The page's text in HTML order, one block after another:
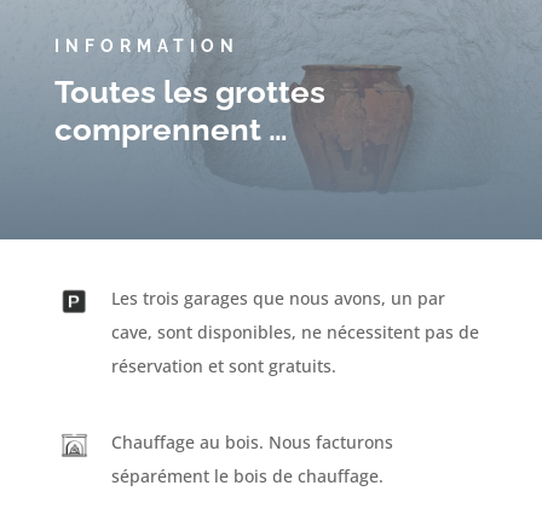
INFORMATION
Toutes les grottes
comprennent …
Les trois garages que nous avons, un par
cave, sont disponibles, ne nécessitent pas de
réservation et sont gratuits.
Chauffage au bois. Nous facturons
séparément le bois de chauffage.